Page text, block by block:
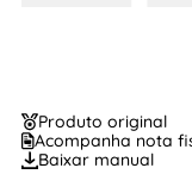
Produto original
Acompanha nota
Baixar manual